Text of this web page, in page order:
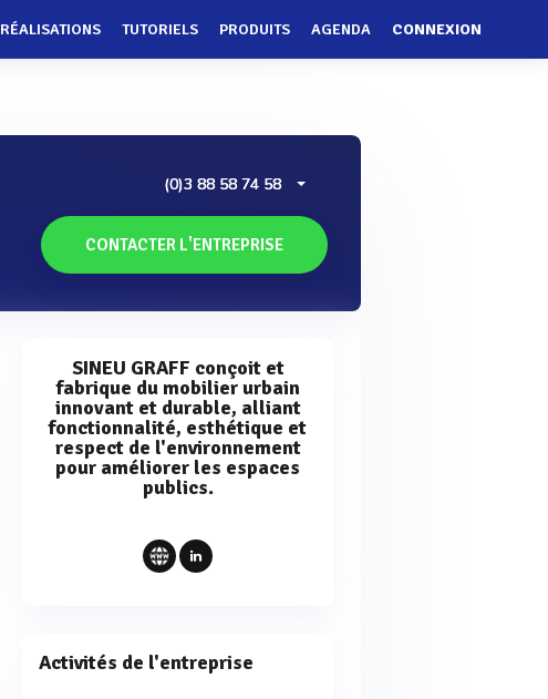
RÉALISATIONS TUTORIELS PRODUITS AGENDA CONNEXION
(0)3 88 58 74 58
CONTACTER L'ENTREPRISE
SINEU GRAFF conçoit et
fabrique du mobilier urbain
innovant et durable, alliant
fonctionnalité, esthétique et
respect de l'environnement
pour améliorer les espaces
publics.
Activités de l'entreprise